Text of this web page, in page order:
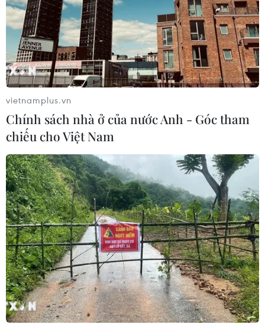
TIN CÙNG CHUYÊN MỤC
HLV Kim Sang-sik: 'Tôi mong Đình
Bắc vươn xa hơn tầm Đông Nam Á'
vietnamplus.vn
Chính sách nhà ở của nước Anh - Góc tham
chiếu cho Việt Nam